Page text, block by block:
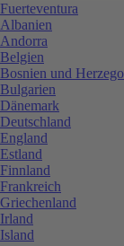
Fuerteventura
Albanien
Andorra
Belgien
Bosnien und
Bulgarien
Dänemark
Deutschland
England
Estland
Finnland
Frankreich
Griechenland
Irland
Island